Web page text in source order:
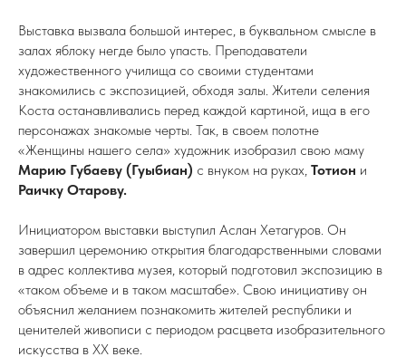
Выставка вызвала большой интерес, в буквальном смысле в
залах яблоку негде было упасть. Преподаватели
художественного училища со своими студентами
знакомились с экспозицией, обходя залы. Жители селения
Коста останавливались перед каждой картиной, ища в его
персонажах знакомые черты. Так, в своем полотне
«Женщины нашего села» художник изобразил свою маму
Марию Губаеву (Гуыбиан) с внуком на руках, Тотион и
Раичку Отарову.
Инициатором выставки выступил Аслан Хетагуров. Он
завершил церемонию открытия благодарственными словами
в адрес коллектива музея, который подготовил экспозицию в
«таком объеме и в таком масштабе». Свою инициативу он
объяснил желанием познакомить жителей республики и
ценителей живописи с периодом расцвета изобразительного
искусства в ХХ веке.